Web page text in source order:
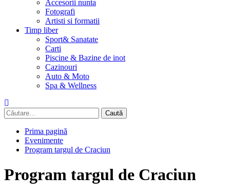
Accesorii nunta
Fotografi
Artisti si formatii
Timp liber
Sport& Sanatate
Carti
Piscine & Bazine de inot
Cazinouri
Auto & Moto
Spa & Wellness
Caută
după:
Prima pagină
Evenimente
Program targul de Craciun
Program targul de Craciun